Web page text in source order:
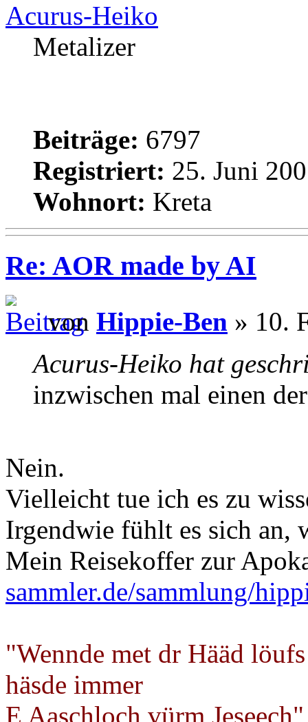
Acurus-Heiko
Metalizer
Beiträge: 6797
Registriert: 25. Juni
Wohnort: Kreta
Re: AOR made by AI
von Hippie-Ben » 10.
Acurus-Heiko hat
inzwischen mal einen
Nein.
Vielleicht tue ich es zu
Irgendwie fühlt es sich an,
Mein Reisekoffer zur
sammler.de/sammlung/
"Wennde met dr Hääd löufs
häsde immer
E Aaschloch vürm Jeseech"